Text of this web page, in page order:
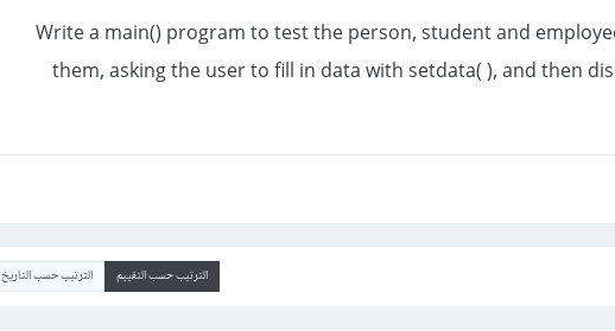
Write a main() program to test the person, student and
them, asking the user to fill in data with setdata( ), and then
الترتيب حسب التقييم الترتيب حسب التاريخ